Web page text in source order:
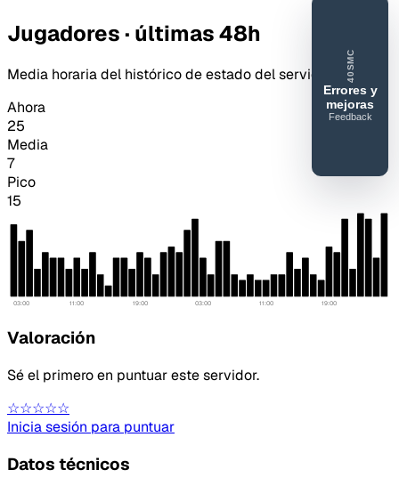
Jugadores · últimas 48h
Media horaria del histórico de estado del servidor.
Ahora
25
Media
7
Pico
15
03:00 11:00 19:00 03:00 11:00 19:00
Valoración
Sé el primero en puntuar este servidor.
☆☆☆☆☆
Inicia sesión para puntuar
Datos técnicos
40SMC
Errores y
mejoras
Feedback